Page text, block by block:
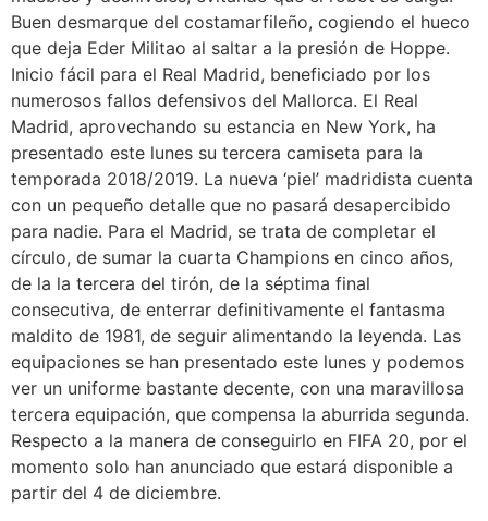
Buen desmarque del costamarfileño, cogiendo el hueco
que deja Eder Militao al saltar a la presión de Hoppe.
Inicio fácil para el Real Madrid, beneficiado por los
numerosos fallos defensivos del Mallorca. El Real
Madrid, aprovechando su estancia en New York, ha
presentado este lunes su tercera camiseta para la
temporada 2018/2019. La nueva ‘piel’ madridista cuenta
con un pequeño detalle que no pasará desapercibido
para nadie. Para el Madrid, se trata de completar el
círculo, de sumar la cuarta Champions en cinco años,
de la la tercera del tirón, de la séptima final
consecutiva, de enterrar definitivamente el fantasma
maldito de 1981, de seguir alimentando la leyenda. Las
equipaciones se han presentado este lunes y podemos
ver un uniforme bastante decente, con una maravillosa
tercera equipación, que compensa la aburrida segunda.
Respecto a la manera de conseguirlo en FIFA 20, por el
momento solo han anunciado que estará disponible a
partir del 4 de diciembre.